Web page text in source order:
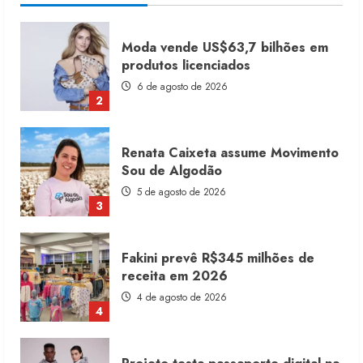
3
Renata Caixeta assume Movimento
Sou de Algodão
5 de agosto de 2026
4
Fakini prevê R$345 milhões de
receita em 2026
4 de agosto de 2026
5
Projeto testa passaporte digital na
moda nacional
4 de agosto de 2026